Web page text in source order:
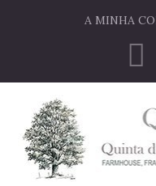
A MINHA